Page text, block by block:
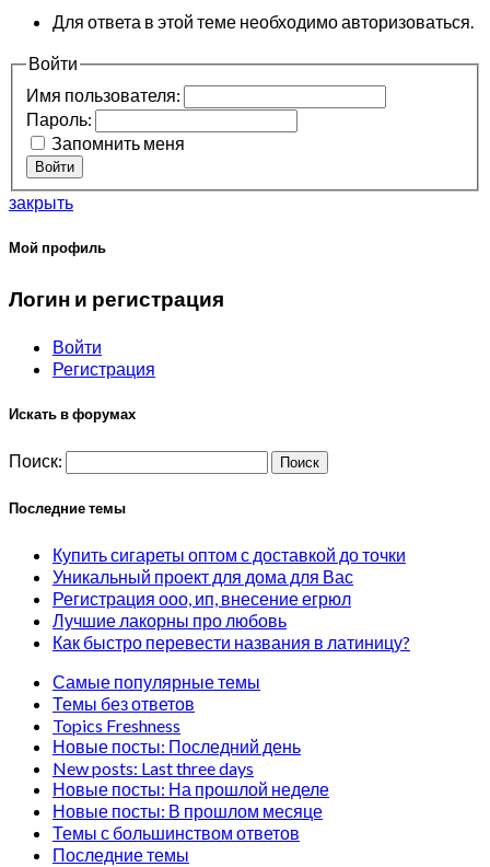
Для ответа в этой теме необходимо авторизоваться.
Войти
Имя пользователя:
Пароль:
Запомнить меня
Войти
закрыть
Мой профиль
Логин и регистрация
Войти
Регистрация
Искать в форумах
Поиск:
Последние темы
Купить сигареты оптом с доставкой до точки
Уникальный проект для дома для Вас
Регистрация ооо, ип, внесение егрюл
Лучшие лакорны про любовь
Как быстро перевести названия в латиницу?
Самые популярные темы
Темы без ответов
Topics Freshness
Новые посты: Последний день
New posts: Last three days
Новые посты: На прошлой неделе
Новые посты: В прошлом месяце
Темы с большинством ответов
Последние темы